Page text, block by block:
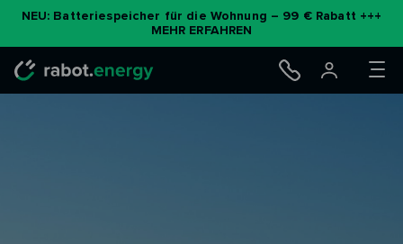
NEU: Batteriespeicher für die Wohnung – 99 € Rabatt +++
MEHR ERFAHREN
Zum
Inhalt
springen